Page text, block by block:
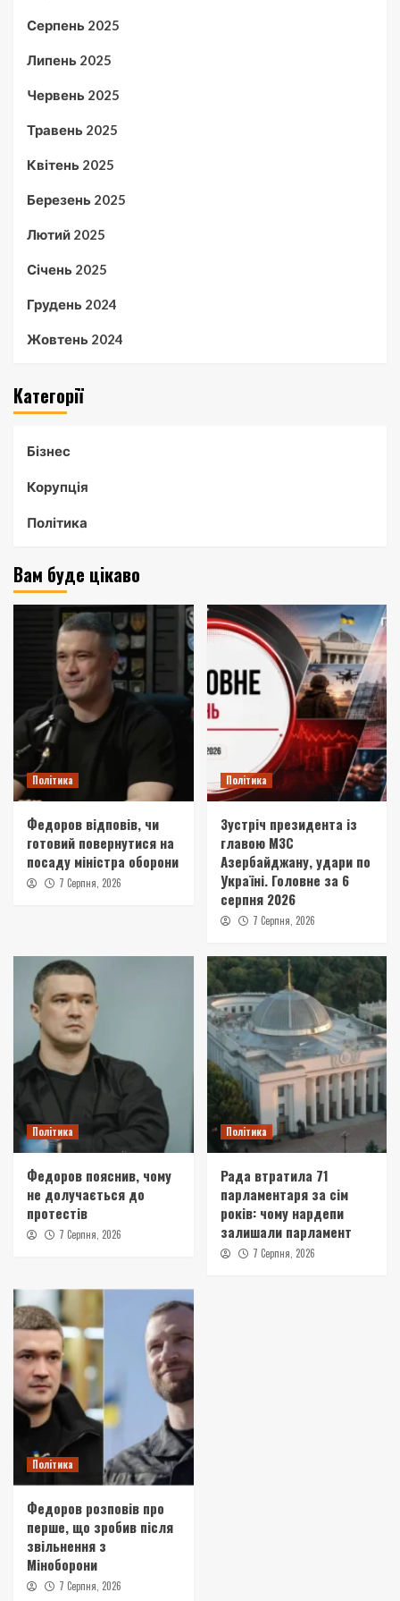
Серпень 2025
Липень 2025
Червень 2025
Травень 2025
Квітень 2025
Березень 2025
Лютий 2025
Січень 2025
Грудень 2024
Жовтень 2024
Категорії
Бізнес
Корупція
Політика
Вам буде цікаво
Політика
Федоров відповів, чи
готовий повернутися на
посаду міністра оборони
7 Серпня, 2026
Політика
Зустріч президента із
главою МЗС
Азербайджану, удари по
Україні. Головне за 6
серпня 2026
7 Серпня, 2026
Політика
Федоров пояснив, чому
не долучається до
протестів
7 Серпня, 2026
Політика
Рада втратила 71
парламентаря за сім
років: чому нардепи
залишали парламент
7 Серпня, 2026
Політика
Федоров розповів про
перше, що зробив після
звільнення з
Міноборони
7 Серпня, 2026